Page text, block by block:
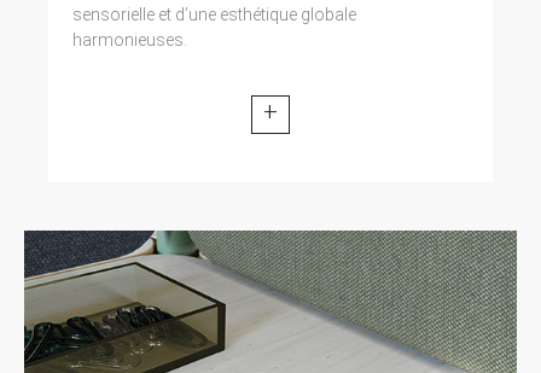
sensorielle et d’une esthétique globale
harmonieuses.
+